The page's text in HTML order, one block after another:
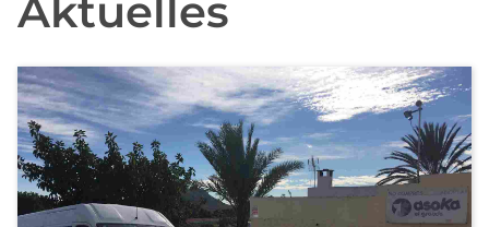
Aktuelles